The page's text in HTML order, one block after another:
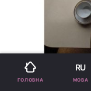
ГОЛОВНА
RU
МОВА